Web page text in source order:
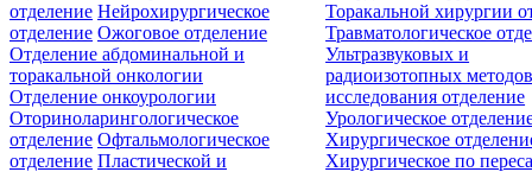
отделение Нейрохирургическое
отделение Ожоговое отделение
Отделение абдоминальной и
торакальной онкологии
Отделение онкоурологии
Оториноларингологическое
отделение Офтальмологическое
отделение Пластической и
Торакальной хирургии
Травматологическое
Ультразвуковых и
радиоизотопных
исследования отделение
Урологическое
Хирургическое
Хирургическое по